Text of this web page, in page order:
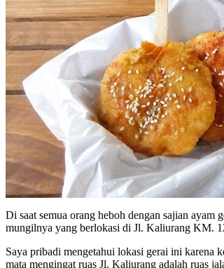
Di saat semua orang heboh dengan sajian
mungilnya yang berlokasi di Jl. Kaliurang KM.
Saya pribadi mengetahui lokasi gerai ini karena
mata mengingat ruas Jl. Kaliurang adalah ruas